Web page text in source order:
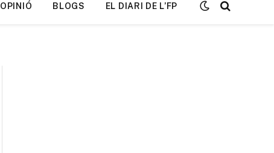
OPINIÓ BLOGS EL DIARI DE L’FP